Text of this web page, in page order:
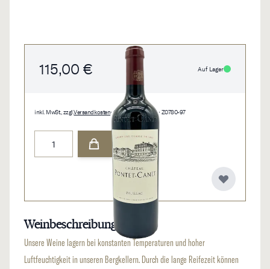
115,00 € Auf Lager
inkl. MwSt., zzgl.Versandkosten• 0,75 l • 153,33 €/l • Z0780-97
Weinbeschreibung
Unsere Weine lagern bei konstanten Temperaturen und hoher
Luftfeuchtigkeit in unseren Bergkellern. Durch die lange Reifezeit können